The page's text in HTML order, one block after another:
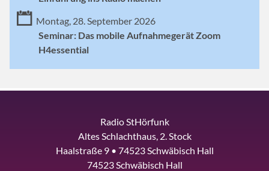
Montag, 28. September 2026
Seminar: Das mobile Aufnahmegerät Zoom
H4essential
Radio StHörfunk
Altes Schlachthaus, 2. Stock
Haalstraße 9 • 74523 Schwäbisch Hall
74523 Schwäbisch Hall